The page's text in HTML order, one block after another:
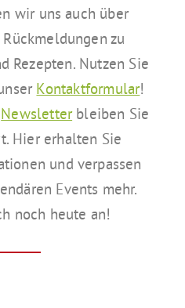
wir uns auch über
zu
Rezepten. Nutzen Sie
Kontaktformular!
Newsletterbleiben Sie
Hier erhalten Sie
und verpassen
Events mehr.
noch heute an!